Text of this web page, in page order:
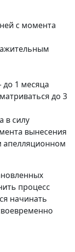
с момента
1 месяца
до 3
в силу
вынесения
процесс
начинать